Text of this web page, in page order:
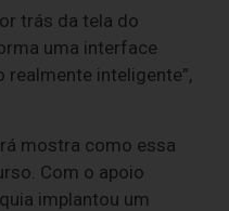
trás da tela do
uma interface
inteligente”,
mostra como essa
Com o apoio
implantou um